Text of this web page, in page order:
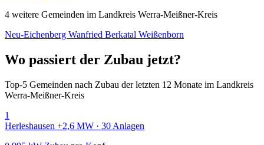
4 weitere Gemeinden im Landkreis Werra-Meißner-Kreis
Neu-Eichenberg Wanfried Berkatal Weißenborn
Wo passiert der Zubau jetzt?
Top-5 Gemeinden nach Zubau der letzten 12 Monate im Landkreis
Werra-Meißner-Kreis
1
Herleshausen +2,6 MW · 30 Anlagen